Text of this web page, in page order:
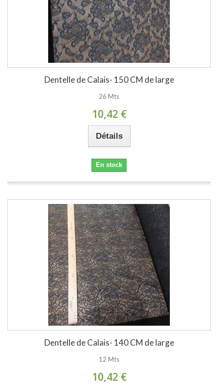
Dentelle de Calais- 150 CM de large
26 Mts
10,42 €
Détails
En stock
Dentelle de Calais- 140 CM de large
12 Mts
10,42 €